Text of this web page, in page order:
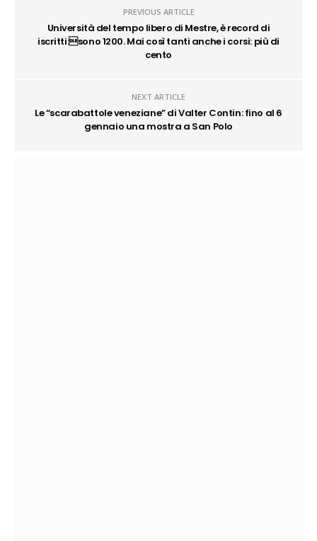
PREVIOUS ARTICLE
Università del tempo libero di Mestre, è record di
iscritti:sono 1200. Mai così tanti anche i corsi: più di
cento
NEXT ARTICLE
Le “scarabattole veneziane” di Valter Contin: fino al 6
gennaio una mostra a San Polo